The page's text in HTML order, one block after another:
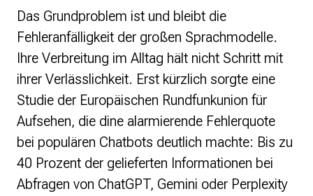
Das Grundproblem ist und bleibt die
Fehleranfälligkeit der großen Sprachmodelle.
Ihre Verbreitung im Alltag hält nicht Schritt mit
ihrer Verlässlichkeit. Erst kürzlich sorgte eine
Studie der Europäischen Rundfunkunion für
Aufsehen, die dine alarmierende Fehlerquote
bei populären Chatbots deutlich machte: Bis zu
40 Prozent der gelieferten Informationen bei
Abfragen von ChatGPT, Gemini oder Perplexity